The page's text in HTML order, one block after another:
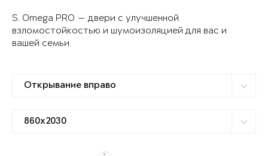
S. Omega PRO — двери с улучшенной
взломостойкостью и шумоизоляцией для вас и
вашей семьи.